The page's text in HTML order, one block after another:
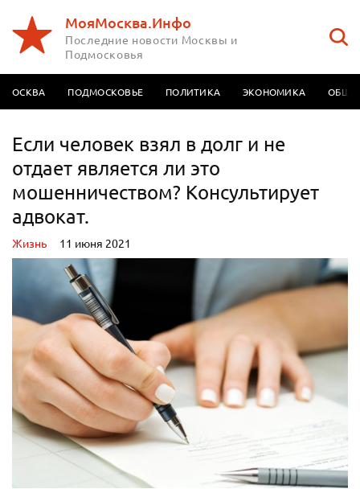
МояМосква.Инфо
Последние новости Москвы и
Подмосковья
МОСКВА ПОДМОСКОВЬЕ ПОЛИТИКА ЭКОНОМИКА
Если человек взял в долг и не
отдает является ли это
мошенничеством? Консультирует
адвокат.
Жизнь 11 июня 2021